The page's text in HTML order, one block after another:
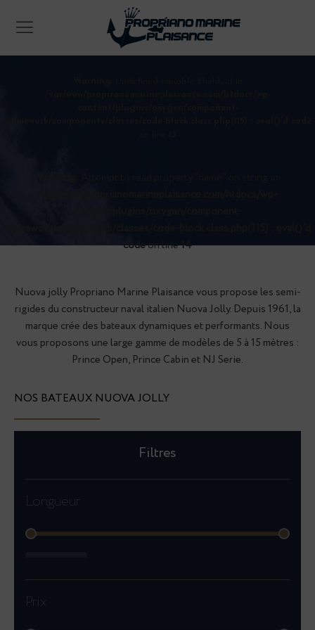
NUOVA JOLLY
codeon line14
Nuova jolly Propriano Marine Plaisance vous propose les semi-
rigides du constructeur naval italien Nuova Jolly. Depuis 1961, la
marque crée des bateaux dynamiques et performants. Nous
vous proposons une large gamme de modèles de 5 à 15 mètres :
Prince Open, Prince Cabin et NJ Serie.
NOS BATEAUX NUOVA JOLLY
Filtres
Longueur
Longueur
Prix